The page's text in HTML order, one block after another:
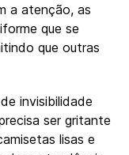
a atenção, as
que se
que outras
invisibilidade
ser gritante
lisas e